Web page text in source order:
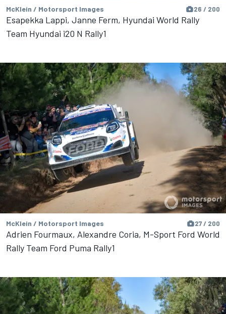
McKlein / Motorsport Images 26 / 200
Esapekka Lappi, Janne Ferm, Hyundai World Rally
Team Hyundai i20 N Rally1
McKlein / Motorsport Images 27 / 200
Adrien Fourmaux, Alexandre Coria, M-Sport Ford World
Rally Team Ford Puma Rally1